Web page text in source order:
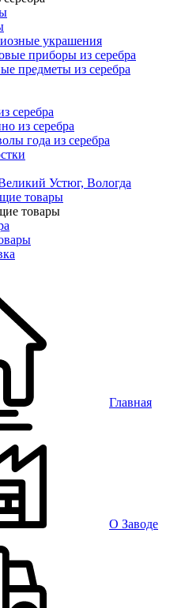
украшения
приборы из серебра
предметы из серебра
серебра
из серебра
года из серебра
Устюг, Вологда
товары
товары
Главная
О Заводе